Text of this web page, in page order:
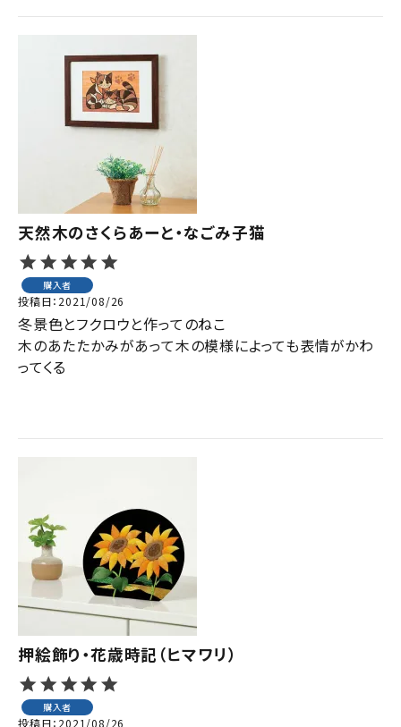
ログイン
天然木のさくらあーと・なごみ子猫
購入者
投稿日 2021/08/26
冬景色とフクロウと作ってのねこ
木のあたたかみがあって木の模様によっても表情がかわ
ってくる
押絵飾り・花歳時記（ヒマワリ）
購入者
投稿日 2021/08/26